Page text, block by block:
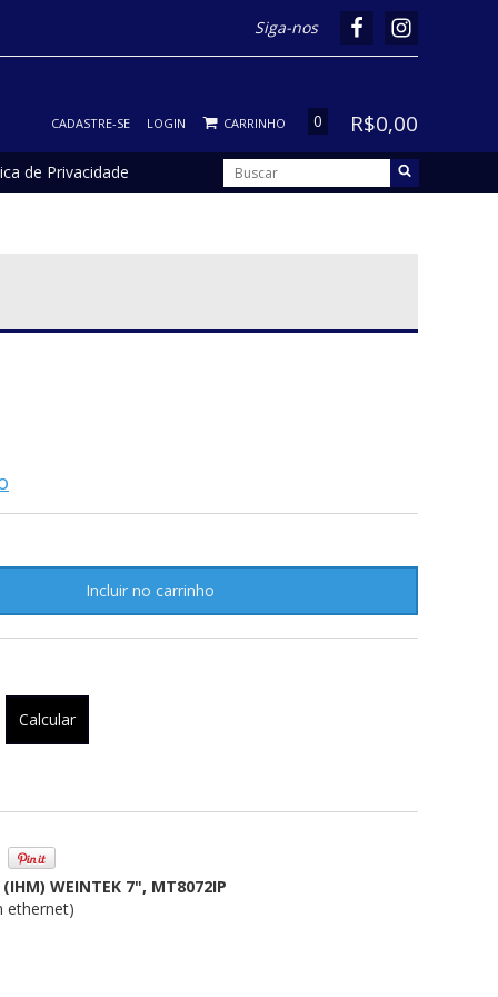
Siga-nos
CADASTRE-SE LOGIN CARRINHO 0 R$0,00
de Privacidade
Calcular
WEINTEK 7", MT8072IP
ethernet)